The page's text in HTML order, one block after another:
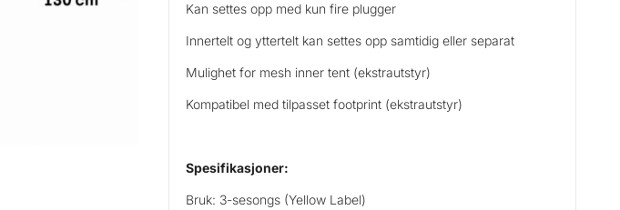
Kan settes opp med kun fire plugger
Innertelt og yttertelt kan settes opp samtidig eller separat
Mulighet for mesh inner tent (ekstrautstyr)
Kompatibel med tilpasset footprint (ekstrautstyr)
Spesifikasjoner:
Bruk: 3-sesongs (Yellow Label)